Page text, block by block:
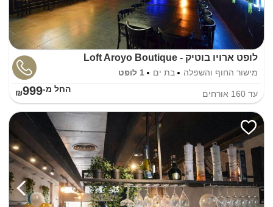
לופט ארויו בוטיק - Loft Aroyo Boutique
מישור החוף והשפלה בת ים 1 לופט
עד 160 אורחים החל מ-₪999